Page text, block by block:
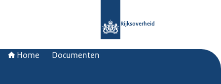
Rijksoverheid
Home Documenten